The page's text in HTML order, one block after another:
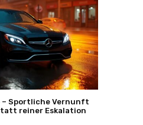
– Sportliche Vernunft
reiner Eskalation